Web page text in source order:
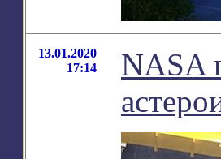
13.01.2020
17:14
NASA